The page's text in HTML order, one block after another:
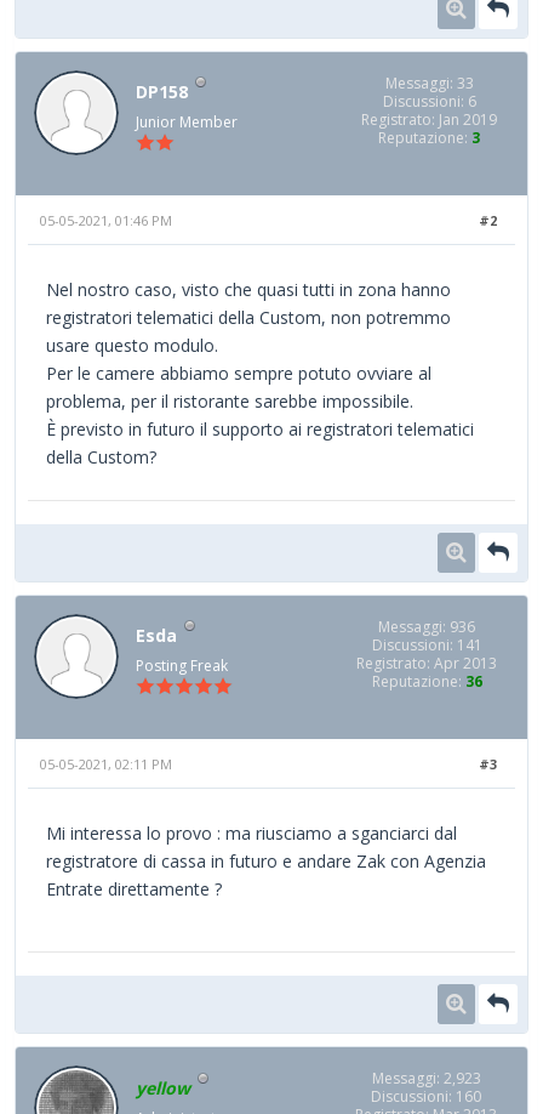
DP158
Junior Member
Messaggi: 33
Discussioni: 6
Registrato: Jan 2019
Reputazione: 3
#2
05-05-2021, 01:46 PM
Nel nostro caso, visto che quasi tutti in zona hanno
registratori telematici della Custom, non potremmo
usare questo modulo.
Per le camere abbiamo sempre potuto ovviare al
problema, per il ristorante sarebbe impossibile.
È previsto in futuro il supporto ai registratori telematici
della Custom?
Esda
Posting Freak
Messaggi: 936
Discussioni: 141
Registrato: Apr 2013
Reputazione: 36
#3
05-05-2021, 02:11 PM
Mi interessa lo provo : ma riusciamo a sganciarci dal
registratore di cassa in futuro e andare Zak con Agenzia
Entrate direttamente ?
yellow
Messaggi: 2,923
Discussioni: 160